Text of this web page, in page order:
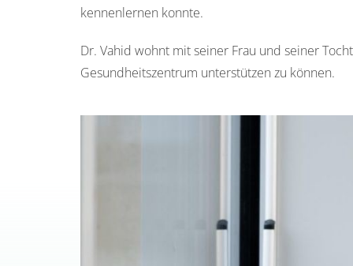
kennenlernen konnte.
Dr. Vahid wohnt mit seiner Frau und seiner
Gesundheitszentrum unterstützen zu können.